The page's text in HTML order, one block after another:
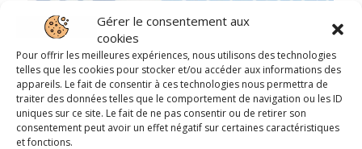
Gérer le consentement aux
cookies
Pour offrir les meilleures expériences, nous utilisons des technologies
telles que les cookies pour stocker et/ou accéder aux informations des
appareils. Le fait de consentir à ces technologies nous permettra de
traiter des données telles que le comportement de navigation ou les ID
uniques sur ce site. Le fait de ne pas consentir ou de retirer son
consentement peut avoir un effet négatif sur certaines caractéristiques
et fonctions.